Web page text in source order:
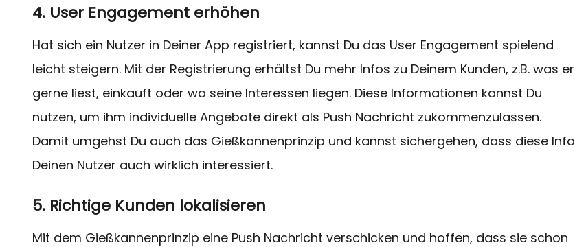
4. User Engagement erhöhen
Hat sich ein Nutzer in Deiner App registriert, kannst Du das User Engagement spielend
leicht steigern. Mit der Registrierung erhältst Du mehr Infos zu Deinem Kunden, z.B. was er
gerne liest, einkauft oder wo seine Interessen liegen. Diese Informationen kannst Du
nutzen, um ihm individuelle Angebote direkt als Push Nachricht zukommenzulassen.
Damit umgehst Du auch das Gießkannenprinzip und kannst sichergehen, dass diese Info
Deinen Nutzer auch wirklich interessiert.
5. Richtige Kunden lokalisieren
Mit dem Gießkannenprinzip eine Push Nachricht verschicken und hoffen, dass sie schon